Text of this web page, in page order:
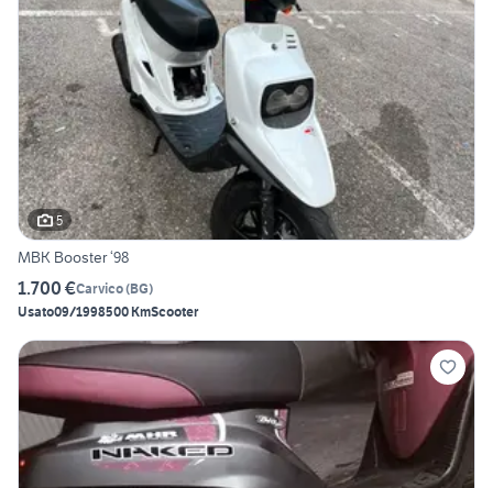
5
MBK Booster ‘98
1.700 €Carvico(BG)
Usato09/1998500 KmScooter